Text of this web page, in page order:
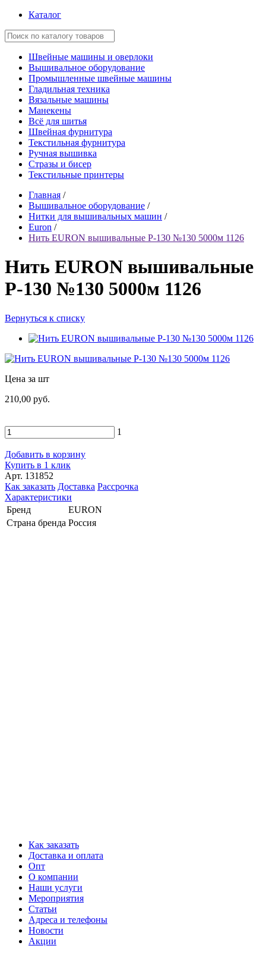
Каталог
Швейные машины и оверлоки
Вышивальное оборудование
Промышленные швейные машины
Гладильная техника
Вязальные машины
Манекены
Всё для шитья
Швейная фурнитура
Текстильная фурнитура
Ручная вышивка
Стразы и бисер
Текстильные принтеры
Главная /
Вышивальное оборудование /
Нитки для вышивальных машин /
Euron /
Нить EURON вышивальные P-130 №130 5000м 1126
Нить EURON вышивальные
P-130 №130 5000м 1126
Вернуться к списку
Цена за шт
210,00 руб.
1
Добавить в корзину
Купить в 1 клик
Арт. 131852
Как заказать Доставка Рассрочка
Характеристики
Бренд
EURON
Страна бренда Россия
Как заказать
Доставка и оплата
Опт
О компании
Наши услуги
Мероприятия
Статьи
Адреса и телефоны
Новости
Акции